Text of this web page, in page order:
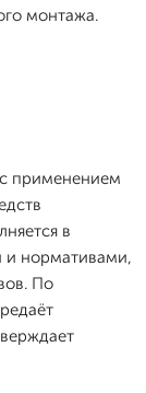
монтажа.
применением
в
и нормативами,
По